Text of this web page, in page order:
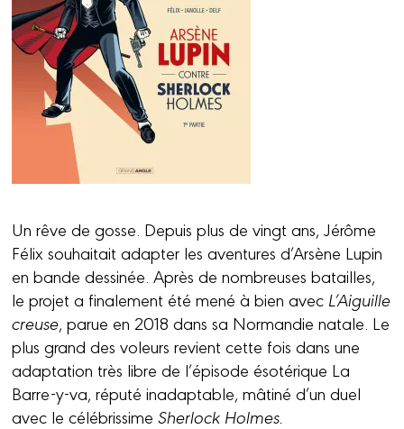
Un rêve de gosse. Depuis plus de vingt ans, Jérôme
Félix souhaitait adapter les aventures d’Arsène Lupin
en bande dessinée. Après de nombreuses batailles,
le projet a finalement été mené à bien avec L’Aiguille
creuse, parue en 2018 dans sa Normandie natale. Le
plus grand des voleurs revient cette fois dans une
adaptation très libre de l’épisode ésotérique La
Barre-y-va, réputé inadaptable, mâtiné d’un duel
avec le célébrissimeSherlock Holmes.